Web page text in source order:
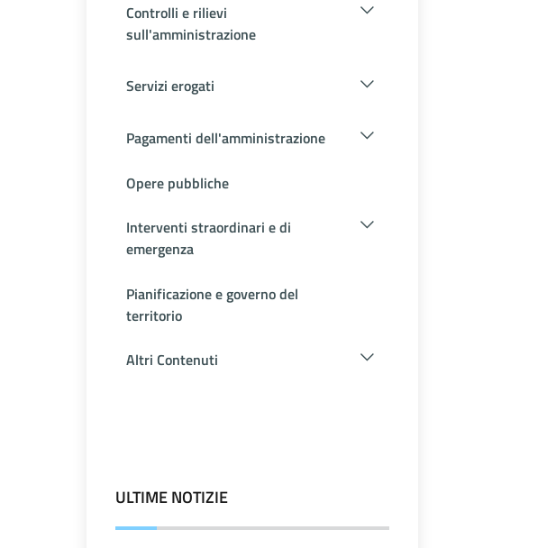
Controlli e rilievi
sull'amministrazione
Servizi erogati
Pagamenti dell'amministrazione
Opere pubbliche
Interventi straordinari e di
emergenza
Pianificazione e governo del
territorio
Altri Contenuti
ULTIME NOTIZIE